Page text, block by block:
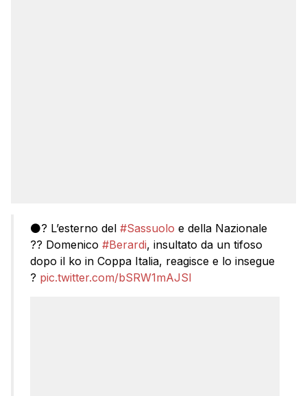
⚫? L’esterno del #Sassuolo e della Nazionale
?? Domenico #Berardi, insultato da un tifoso
dopo il ko in Coppa Italia, reagisce e lo insegue
? pic.twitter.com/bSRW1mAJSl